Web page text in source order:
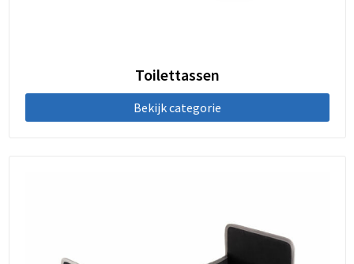
Toilettassen
Bekijk categorie